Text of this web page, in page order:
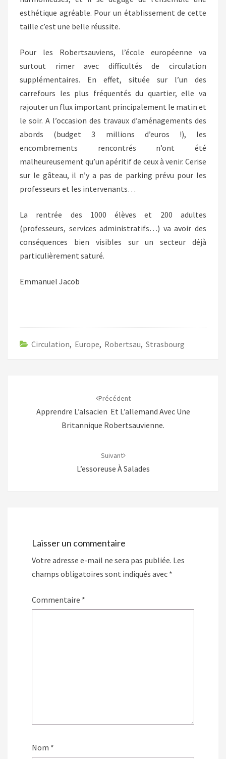
esthétique agréable. Pour un établissement de cette
taille c’est une belle réussite.
Pour les Robertsauviens, l’école européenne va
surtout rimer avec difficultés de circulation
supplémentaires. En effet, située sur l’un des
carrefours les plus fréquentés du quartier, elle va
rajouter un flux important principalement le matin et
le soir. A l’occasion des travaux d’aménagements des
abords (budget 3 millions d’euros !), les
encombrements rencontrés n’ont été
malheureusement qu’un apéritif de ceux à venir. Cerise
sur le gâteau, il n’y a pas de parking prévu pour les
professeurs et les intervenants…
La rentrée des 1000 élèves et 200 adultes
(professeurs, services administratifs…) va avoir des
conséquences bien visibles sur un secteur déjà
particulièrement saturé.
Emmanuel Jacob
Circulation, Europe, Robertsau, Strasbourg
Précédent
Apprendre L’alsacien Et L’allemand Avec Une
Britannique Robertsauvienne.
Suivant
L’essoreuse À Salades
Laisser un commentaire
Votre adresse e-mail ne sera pas publiée. Les
champs obligatoires sont indiqués avec *
Commentaire *
Nom *